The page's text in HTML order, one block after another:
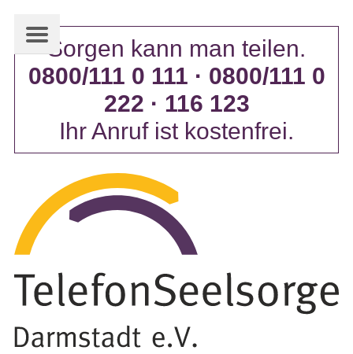
Sorgen kann man teilen.
0800/111 0 111 · 0800/111 0
222 · 116 123
Ihr Anruf ist kostenfrei.